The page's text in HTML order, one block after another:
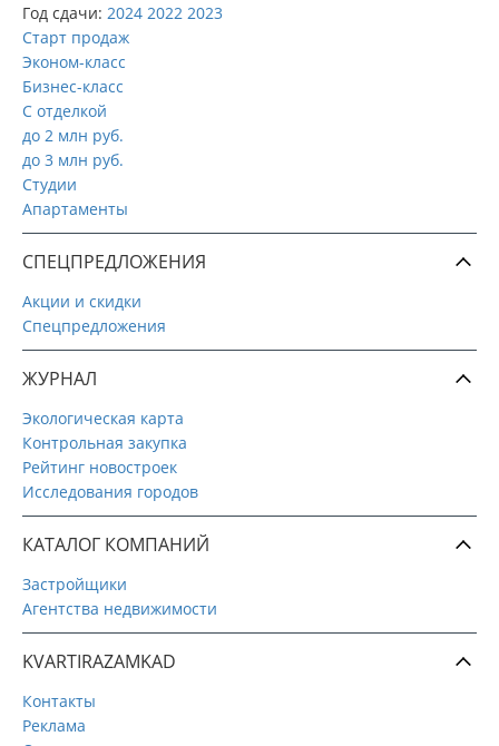
Год сдачи: 2024 2022 2023
Старт продаж
Эконом-класс
Бизнес-класс
С отделкой
до 2 млн руб.
до 3 млн руб.
Студии
Апартаменты
СПЕЦПРЕДЛОЖЕНИЯ
Акции и скидки
Спецпредложения
ЖУРНАЛ
Экологическая карта
Контрольная закупка
Рейтинг новостроек
Исследования городов
КАТАЛОГ КОМПАНИЙ
Застройщики
Агентства недвижимости
KVARTIRAZAMKAD
Контакты
Реклама